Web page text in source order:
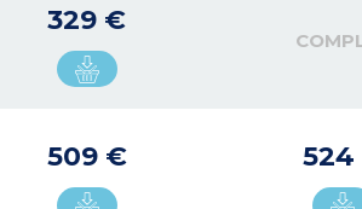
329 €
509 €